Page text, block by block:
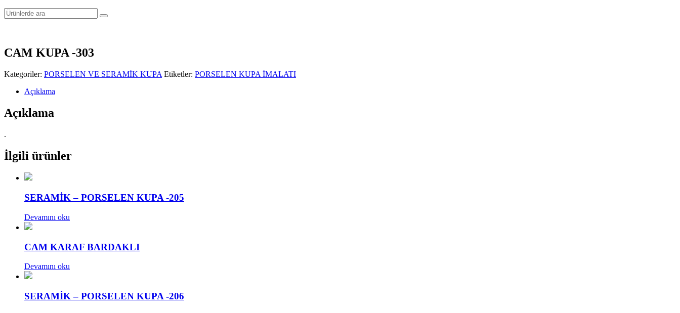
CAM KUPA -303
Kategoriler: PORSELEN VE SERAMİK KUPA Etiketler: PORSELEN KUPA İMALATI
Açıklama
Açıklama
.
İlgili ürünler
SERAMİK – PORSELEN KUPA -205
Devamını oku
CAM KARAF BARDAKLI
Devamını oku
SERAMİK – PORSELEN KUPA -206